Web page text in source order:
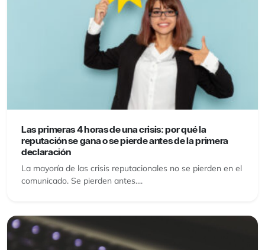
Las primeras 4 horas de una crisis: por qué la
reputación se gana o se pierde antes de la primera
declaración
La mayoría de las crisis reputacionales no se pierden en el
comunicado. Se pierden antes....